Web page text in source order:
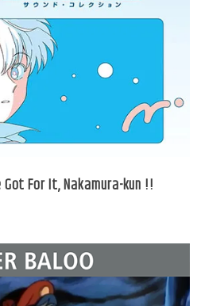
For It, Nakamura-kun !!